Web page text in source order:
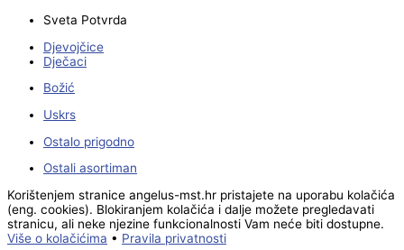
Sveta Potvrda
Djevojčice
Dječaci
Božić
Uskrs
Ostalo prigodno
Ostali asortiman
Korištenjem stranice angelus-mst.hr pristajete na uporabu kolačića
(eng. cookies). Blokiranjem kolačića i dalje možete pregledavati
stranicu, ali neke njezine funkcionalnosti Vam neće biti dostupne.
Više o kolačićima • Pravila privatnosti